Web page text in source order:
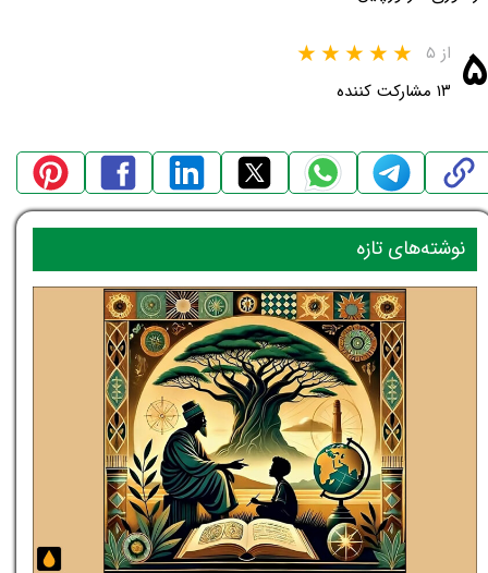
۵ از ۵
۱۳ مشارکت کننده
نوشته‌های تازه